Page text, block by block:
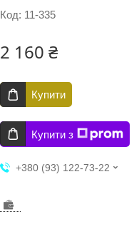
Код: 11-335
2 160 ₴
Купити
Купити з
+380 (93) 122-73-22